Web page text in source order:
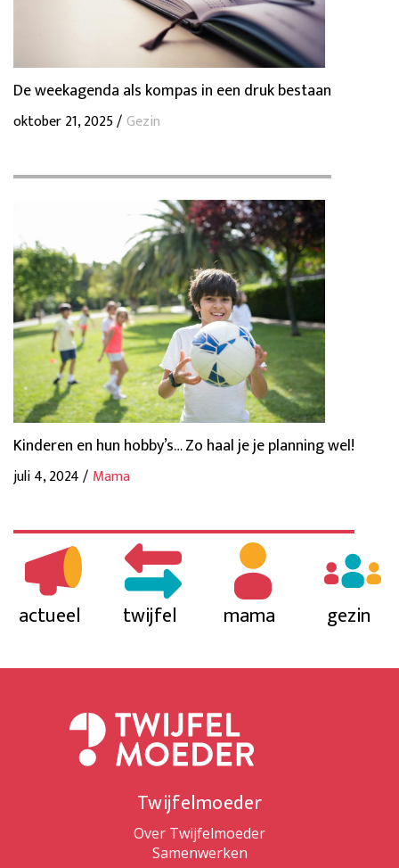
De weekagenda als kompas in een druk bestaan
oktober 21, 2025 /Gezin
Kinderen en hun hobby’s… Zo haal je je planning wel!
juli 4, 2024 / Mama
actueel twijfel mama gezin
Twijfelmoeder
Over Twijfelmoeder
Samenwerken